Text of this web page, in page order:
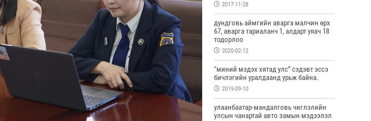
2017-11-28
дундговь аймгийн аварга малчин өрх
67, аварга тариаланч 1, алдарт уяач 18
тодорлоо
2020-02-12
“миний мэдэх хятад улс” сэдэвт эссэ
бичлэгийн уралдаанд урьж байна.
2019-09-10
улаанбаатар-мандалговь чиглэлийн
улсын чанартай авто замын мэдээлэл